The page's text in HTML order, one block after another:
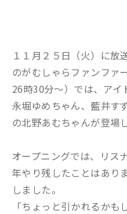
１１月２５日（火）に放
のがむしゃらファンフ
26時30分～）では、アイ
永堀ゆめちゃん、藍井す
の北野あむちゃんが登場
オープニングでは、リス
年やり残したことはあり
しました。
「ちょっと引かれるか